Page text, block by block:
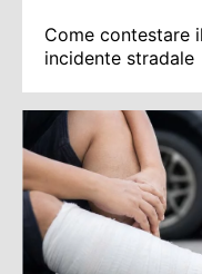
Come contestare
incidente stradale